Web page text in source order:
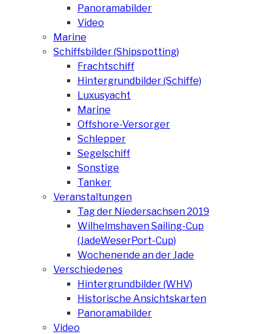
Panoramabilder
Video
Marine
Schiffsbilder (Shipspotting)
Frachtschiff
Hintergrundbilder (Schiffe)
Luxusyacht
Marine
Offshore-Versorger
Schlepper
Segelschiff
Sonstige
Tanker
Veranstaltungen
Tag der Niedersachsen 2019
Wilhelmshaven Sailing-Cup
(JadeWeserPort-Cup)
Wochenende an der Jade
Verschiedenes
Hintergrundbilder (WHV)
Historische Ansichtskarten
Panoramabilder
Video